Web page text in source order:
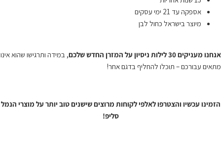
אספקה עד 21 ימי עסקים
מיוצר בישראל כחול לבן
אנחנו מעניקים 30 לילות ניסיון על המזרן החדש שלכם
, במידה ותרגישו שהוא אינו
מתאים עבורכם – תוכלו להחליף בדגם אחר!
הזמינו עכשיו והצטרפו לאלפי לקוחות מרוצים שישנים טוב יותר על מוצרי הנמל
סליפ!